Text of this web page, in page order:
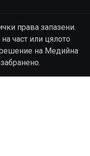
права запазени.
част или цялото
на Медийна